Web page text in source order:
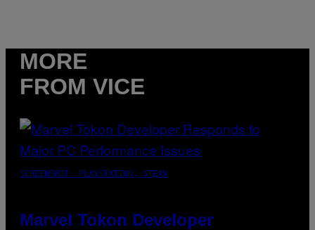
MORE
FROM VICE
SCREENSHOT: PLAYSTATION, STEAM
Marvel Tokon Developer